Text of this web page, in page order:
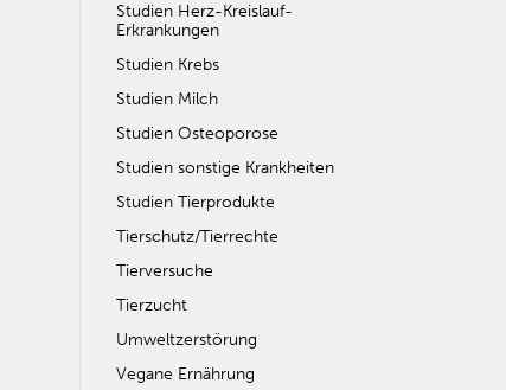
Studien Herz-Kreislauf-
Erkrankungen
Studien Krebs
Studien Milch
Studien Osteoporose
Studien sonstige Krankheiten
Studien Tierprodukte
Tierschutz/Tierrechte
Tierversuche
Tierzucht
Umweltzerstörung
Vegane Ernährung